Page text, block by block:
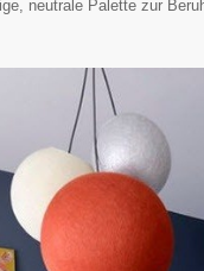
neutrale Palette zur